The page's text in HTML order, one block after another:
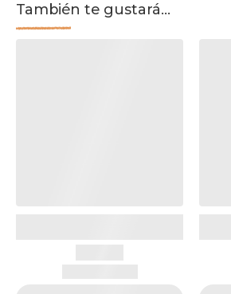
También te gustará...